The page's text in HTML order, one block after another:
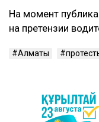
На момент
на претензии
Алматы